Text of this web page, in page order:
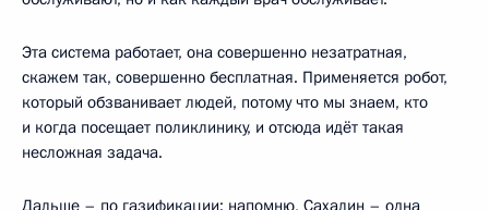
Эта система работает, она совершенно незатратная,
скажем так, совершенно бесплатная. Применяется робот,
который обзванивает людей, потому что мы знаем, кто
и когда посещает поликлинику, и отсюда идёт такая
несложная задача.
Дальше – по газификации; напомню, Сахалин – одна